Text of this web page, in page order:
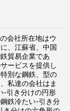
会社所在地はウ
、江蘇省、中国
貿易企業であ
ービスを提供し
別な鋼鉄、型の
私達の会社はま
-引き分けの円形
鉄冷たい-引き分